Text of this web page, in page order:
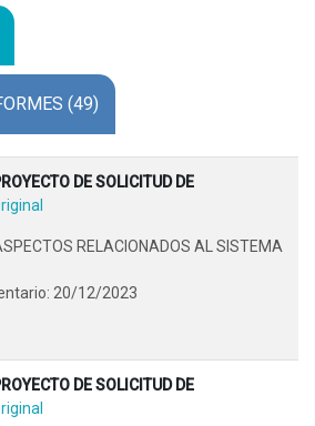
(49)
DE SOLICITUD DE
RELACIONADOS AL SISTEMA
20/12/2023
DE SOLICITUD DE